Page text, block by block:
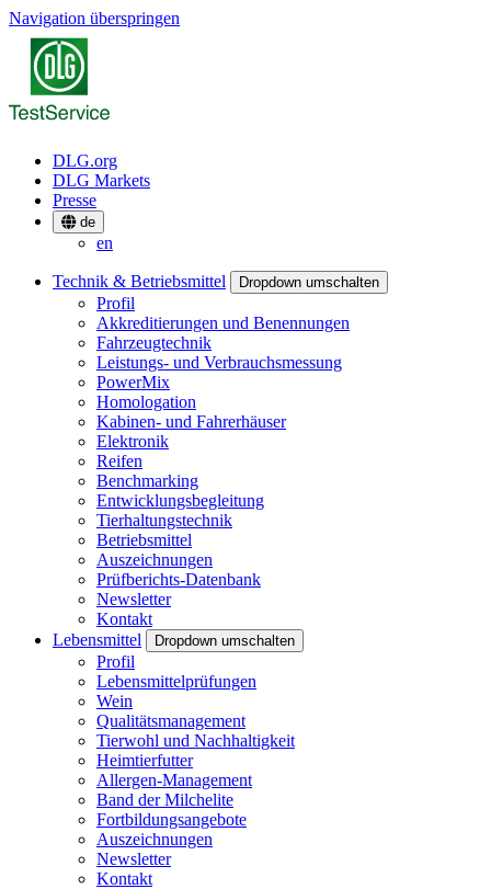
Navigation überspringen
DLG.org
DLG Markets
Presse
de
en
Technik & Betriebsmittel Dropdown umschalten
Profil
Akkreditierungen und Benennungen
Fahrzeugtechnik
Leistungs- und Verbrauchsmessung
PowerMix
Homologation
Kabinen- und Fahrerhäuser
Elektronik
Reifen
Benchmarking
Entwicklungsbegleitung
Tierhaltungstechnik
Betriebsmittel
Auszeichnungen
Prüfberichts-Datenbank
Newsletter
Kontakt
Lebensmittel
Dropdown umschalten
Profil
Lebensmittelprüfungen
Wein
Qualitätsmanagement
Tierwohl und Nachhaltigkeit
Heimtierfutter
Allergen-Management
Band der Milchelite
Fortbildungsangebote
Auszeichnungen
Newsletter
Kontakt